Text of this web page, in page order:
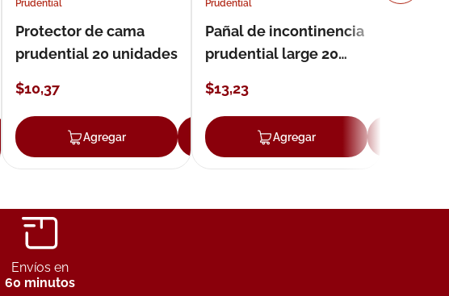
Agregar
Prudential
Protector de cama
prudential 20 unidades
$10,37
Agregar Agregar
Prudential
Pañal de incontinencia
prudential large 20
$13,23
Agregar
Envíos en
60 minutos